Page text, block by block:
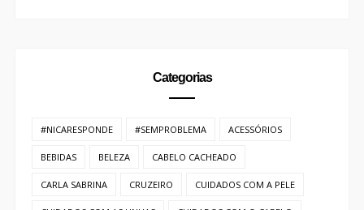
Categorias
#NICARESPONDE #SEMPROBLEMA ACESSÓRIOS
BEBIDAS BELEZA CABELO CACHEADO
CARLA SABRINA CRUZEIRO CUIDADOS COM A PELE